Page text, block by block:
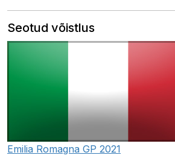
Seotud võistlus
Emilia Romagna GP 2021